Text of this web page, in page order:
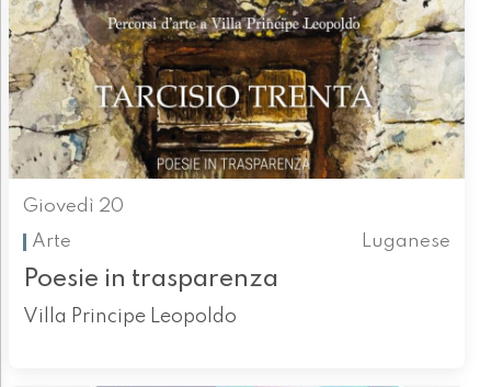
Giovedì 20
Arte
Luganese
Poesie in trasparenza
Villa Principe Leopoldo